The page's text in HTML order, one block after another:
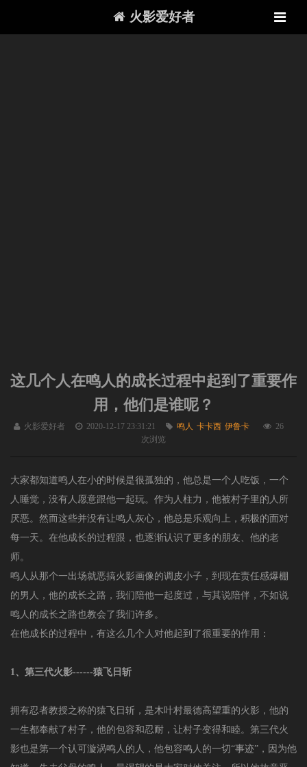
火影爱好者
这几个人在鸣人的成长过程中起到了重要作
用，他们是谁呢？
火影爱好者 2020-12-17 23:31:21 鸣人 卡卡西 伊鲁卡
26
次浏览
大家都知道鸣人在小的时候是很孤独的，他总是一个人吃饭，一个
人睡觉，没有人愿意跟他一起玩。作为人柱力，他被村子里的人所
厌恶。然而这些并没有让鸣人灰心，他总是乐观向上，积极的面对
每一天。在他成长的过程跟，也逐渐认识了更多的朋友、他的老
师。
鸣人从那个一出场就恶搞火影画像的调皮小子，到现在责任感爆棚
的男人，他的成长之路，我们陪他一起度过，与其说陪伴，不如说
鸣人的成长之路也教会了我们许多。
在他成长的过程中，有这么几个人对他起到了很重要的作用：
1、第三代火影------猿飞日斩
拥有忍者教授之称的猿飞日斩，是木叶村最德高望重的火影，他的
一生都奉献了村子，他的包容和忍耐，让村子变得和睦。第三代火
影也是第一个认可漩涡鸣人的人，他包容鸣人的一切“事迹”，因为他